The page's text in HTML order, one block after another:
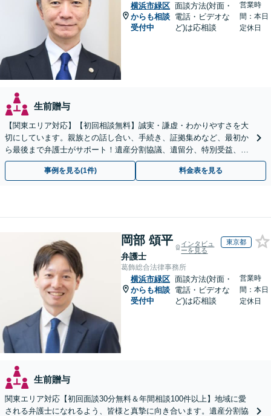
横浜市緑区
からも相談
受付中
面談方法(対面・
電話・ビデオな
ど)は応相談
営業時
間：本日
定休日
生前贈与
【関東エリア対応】【初回相談無料】誠実・謙虚・わかりやすさを大
切にしています。親族との話し合い、手続き、証拠集めなど、最初か
ら最後まで弁護士がサポート！遺産分割協議、遺留分、特別受益、使
い込み、相続放棄など、お任せ【弁護士歴15年以上】
事例を見る(1件) 料金表を見る
岡部 頌平
弁護士
インタビュ
ーを見る
東京都
葛飾総合法律事務所
横浜市緑区
からも相談
受付中
面談方法(対面・
電話・ビデオな
ど)は応相談
営業時
間：本日
定休日
生前贈与
関東エリア対応【初回面談30分無料＆年間相談100件以上】地域に愛
される弁護士になれるよう、皆様と真摯に向き合います。遺産分割協